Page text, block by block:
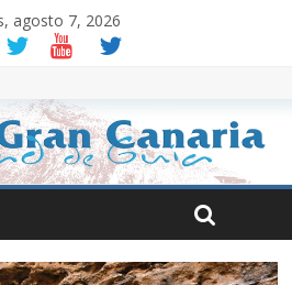
agosto 7, 2026